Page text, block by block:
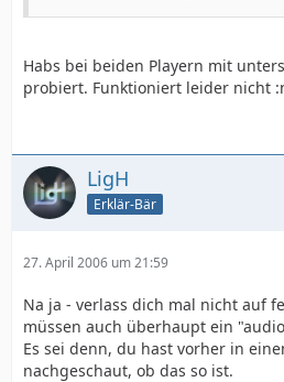
Habs bei beiden Playern mit
probiert. Funktioniert leider nicht
LigH
Erklär-Bär
27. April 2006 um 21:59
Na ja - verlass dich mal nicht auf
müssen auch überhaupt ein
Es sei denn, du hast vorher in
nachgeschaut, ob das so ist.